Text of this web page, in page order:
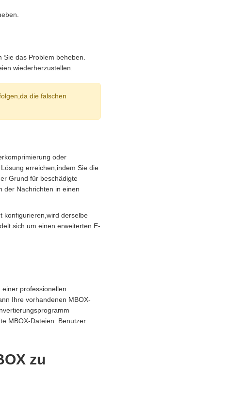
das Problem beheben.
wiederherzustellen.
die falschen
oder
erreichen,indem Sie die
Grund für beschädigte
der Nachrichten in einen
konfigurieren,wird derselbe
sich um einen erweiterten E-
professionellen
Ihre vorhandenen MBOX-
MBOX-Dateien. Benutzer
zu